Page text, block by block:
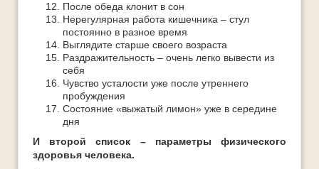
После обеда клонит в сон
Нерегулярная работа кишечника – стул
постоянно в разное время
Выглядите старше своего возраста
Раздражительность – очень легко вывести из
себя
Чувство усталости уже после утреннего
пробуждения
Состояние «выжатый лимон» уже в середине
дня
И второй список – параметры физического
здоровья человека.